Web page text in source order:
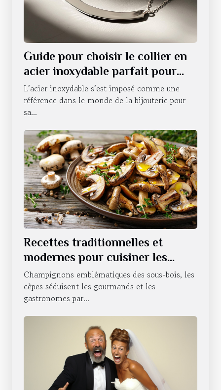
Guide pour choisir le collier en
acier inoxydable parfait pour
chaque occasion
L’acier inoxydable s’est imposé comme une
référence dans le monde de la bijouterie pour
sa...
Recettes traditionnelles et
modernes pour cuisiner les
cèpes
Champignons emblématiques des sous-bois, les
cèpes séduisent les gourmands et les
gastronomes par...